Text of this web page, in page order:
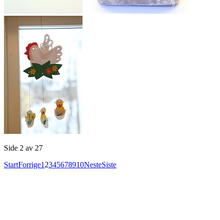
Side 2 av 27
StartForrige12345678910NesteSiste